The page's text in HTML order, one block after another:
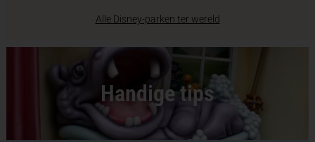
Alle Disney-parken ter wereld
Handige tips